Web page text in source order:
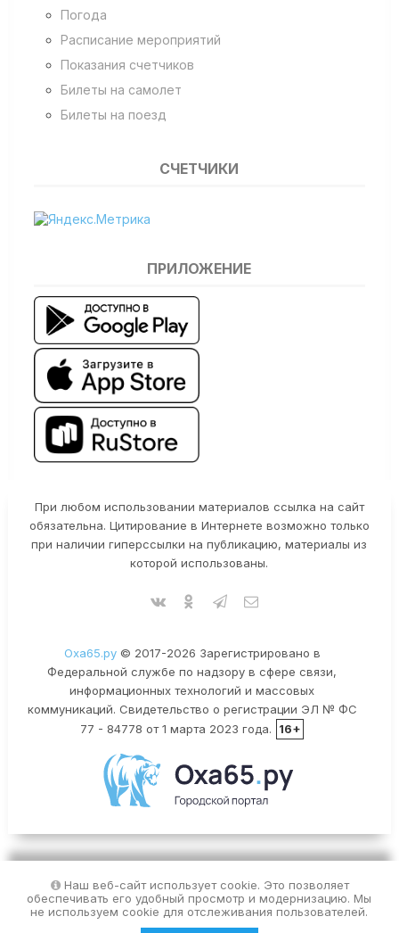
Погода
Расписание мероприятий
Показания счетчиков
Билеты на самолет
Билеты на поезд
СЧЕТЧИКИ
ПРИЛОЖЕНИЕ
При любом использовании материалов ссылка на сайт
обязательна. Цитирование в Интернете возможно только
при наличии гиперссылки на публикацию, материалы из
которой использованы.
Оха65.ру© 2017-2026 Зарегистрировано в
Федеральной службе по надзору в сфере связи,
информационных технологий и массовых
коммуникаций. Свидетельство о регистрации ЭЛ № ФС
77 - 84778 от 1 марта 2023 года.
16+
Наш веб-сайт использует cookie. Это позволяет
обеспечивать его удобный просмотр и модернизацию. Мы
не используем cookie для отслеживания пользователей.